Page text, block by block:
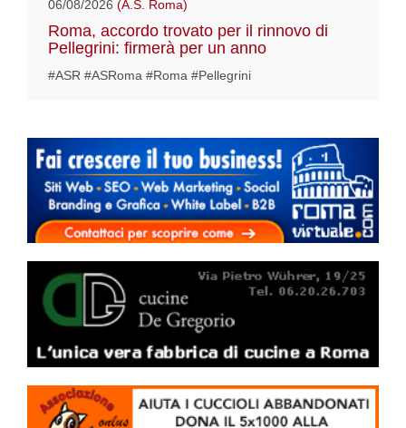
06/08/2026 (A.S. Roma)
Roma, accordo trovato per il rinnovo di
Pellegrini: firmerà per un anno
#ASR #ASRoma #Roma #Pellegrini